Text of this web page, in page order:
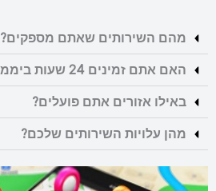
מהם השירותים שאתם מספקים?
האם אתם זמינים 24 שעות ביממה, 7 ימים בשבוע?
באילו אזורים אתם פועלים?
מהן עלויות השירותים שלכם?